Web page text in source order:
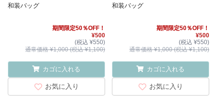
和装バッグ
期間限定50％OFF！
¥500
(税込 ¥550)
通常価格 ¥1,000 (税込 ¥1,100)
カゴに入れる
お気に入り
和装バッグ
期間限定50％OFF！
¥500
(税込 ¥550)
通常価格 ¥1,000 (税込 ¥1,100)
カゴに入れる
お気に入り